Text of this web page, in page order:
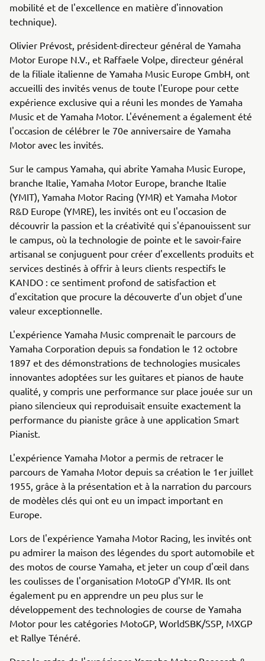
mobilité et de l'excellence en matière d'innovation
technique).
Olivier Prévost, président-directeur général de Yamaha
Motor Europe N.V., et Raffaele Volpe, directeur général
de la filiale italienne de Yamaha Music Europe GmbH, ont
accueilli des invités venus de toute l'Europe pour cette
expérience exclusive qui a réuni les mondes de Yamaha
Music et de Yamaha Motor. L'événement a également été
l'occasion de célébrer le 70e anniversaire de Yamaha
Motor avec les invités.
Sur le campus Yamaha, qui abrite Yamaha Music Europe,
branche Italie, Yamaha Motor Europe, branche Italie
(YMIT), Yamaha Motor Racing (YMR) et Yamaha Motor
R&D Europe (YMRE), les invités ont eu l'occasion de
découvrir la passion et la créativité qui s'épanouissent sur
le campus, où la technologie de pointe et le savoir-faire
artisanal se conjuguent pour créer d'excellents produits et
services destinés à offrir à leurs clients respectifs le
KANDO : ce sentiment profond de satisfaction et
d'excitation que procure la découverte d'un objet d'une
valeur exceptionnelle.
L'expérience Yamaha Music comprenait le parcours de
Yamaha Corporation depuis sa fondation le 12 octobre
1897 et des démonstrations de technologies musicales
innovantes adoptées sur les guitares et pianos de haute
qualité, y compris une performance sur place jouée sur un
piano silencieux qui reproduisait ensuite exactement la
performance du pianiste grâce à une application Smart
Pianist.
L'expérience Yamaha Motor a permis de retracer le
parcours de Yamaha Motor depuis sa création le 1er juillet
1955, grâce à la présentation et à la narration du parcours
de modèles clés qui ont eu un impact important en
Europe.
Lors de l'expérience Yamaha Motor Racing, les invités ont
pu admirer la maison des légendes du sport automobile et
des motos de course Yamaha, et jeter un coup d'œil dans
les coulisses de l'organisation MotoGP d'YMR. Ils ont
également pu en apprendre un peu plus sur le
développement des technologies de course de Yamaha
Motor pour les catégories MotoGP, WorldSBK/SSP, MXGP
et Rallye Ténéré.